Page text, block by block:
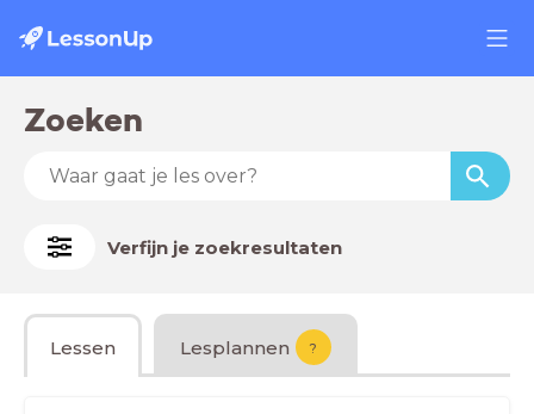
Zoeken
Verfijn je zoekresultaten
Lessen Lesplannen ?